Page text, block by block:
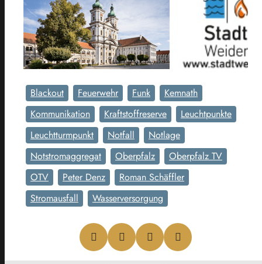
Blackout Feuerwehr Funk
Kemnath
Kommunikation
Kraftstoffreserve
Leuchtpunkte
Leuchtturmpunkt
Notfall
Notlage
Notstromaggregat
Oberpfalz
Oberpfalz TV
OTV
Peter Denz
Roman Schäffler
Stromausfall
Wasserversorgung